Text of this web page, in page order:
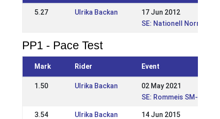
5.27 Ulrika Backan
17 Jun 2012
SE: Nationell
PP1 - Pace Test
Mark Rider Event
1.50 Ulrika Backan
02 May 2021
SE: Rommeis SM-kval
3.54 Ulrika Backan
14 Jun 2015